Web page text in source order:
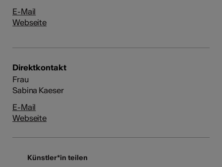
E-Mail
Webseite
Direktkontakt
Frau
Sabina Kaeser
E-Mail
Webseite
Künstler*in teilen